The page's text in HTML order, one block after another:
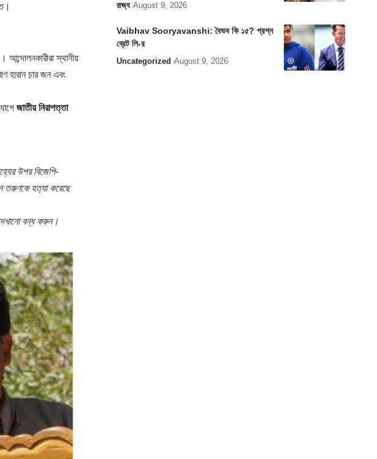
। আন্দোলনকারীরা স্থানীয়
হারান চার জন এবং
জাতীয় নিরাপত্তা
উপর বিজেপি-
তরুণকে হত্যা করেছে
বন্ধ করুন।
রাজ্য August 9, 2026
Vaibhav Sooryavanshi: বৈভব কি ১৫? প্রশ্ন
ব্রেট লি-র
Uncategorized August 9, 2026